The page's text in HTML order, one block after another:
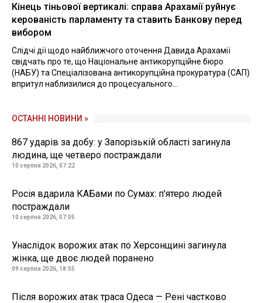
Кінець тіньової вертикалі: справа Арахамії руйнує
керованість парламенту та ставить Банкову перед
вибором
Слідчі дії щодо найближчого оточення Давида Арахамії
свідчать про те, що Національне антикорупційне бюро
(НАБУ) та Спеціалізована антикорупційна прокуратура (САП)
впритул наблизилися до процесуального...
ОСТАННІ НОВИНИ »
867 ударів за добу: у Запорізькій області загинула
людина, ще четверо постраждали
10 серпня 2026, 07:22
Росія вдарила КАБами по Сумах: п'ятеро людей
постраждали
10 серпня 2026, 07:05
Унаслідок ворожих атак по Херсонщині загинула
жінка, ще двоє людей поранено
09 серпня 2026, 18:55
Після ворожих атак траса Одеса — Рені частково